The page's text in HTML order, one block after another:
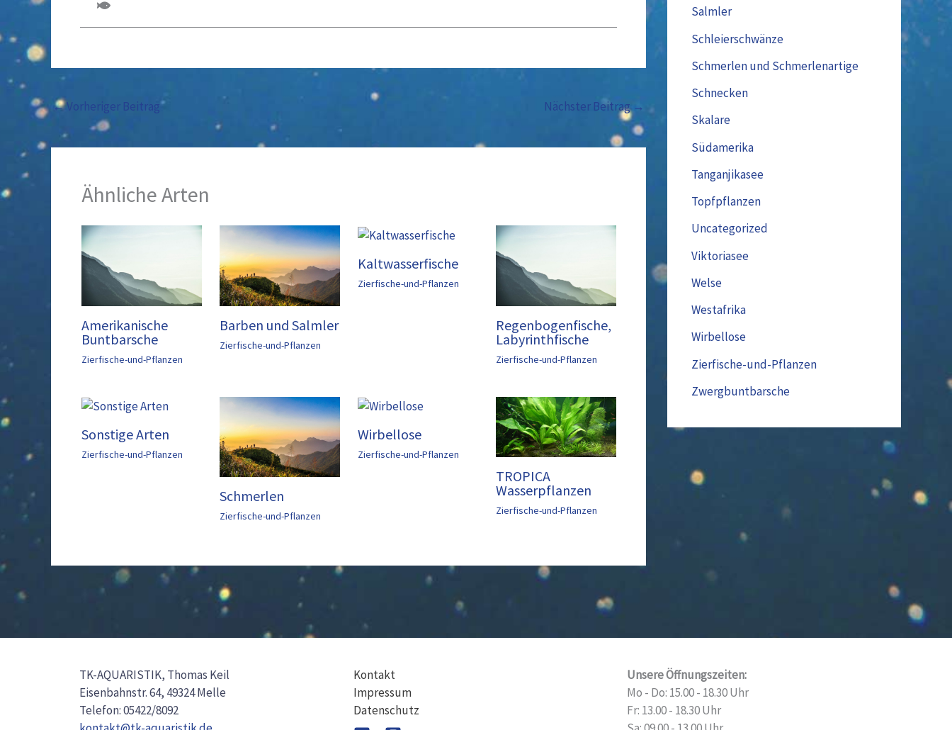
←Vorheriger Beitrag Nächster Beitrag →
Ähnliche Arten
Amerikanische
Buntbarsche
Zierfische-und-Pflanzen
Barben und Salmler
Zierfische-und-Pflanzen
Kaltwasserfische
Zierfische-und-Pflanzen
Regenbogenfische,
Labyrinthfische
Zierfische-und-Pflanzen
Sonstige Arten
Zierfische-und-Pflanzen
Schmerlen
Zierfische-und-Pflanzen
Wirbellose
Zierfische-und-Pflanzen
TROPICA
Wasserpflanzen
Zierfische-und-Pflanzen
Salmler
Schleierschwänze
Schmerlen und Schmerlenartige
Schnecken
Skalare
Südamerika
Tanganjikasee
Topfpflanzen
Uncategorized
Viktoriasee
Welse
Westafrika
Wirbellose
Zierfische-und-Pflanzen
Zwergbuntbarsche
TK-AQUARISTIK, Thomas Keil
Eisenbahnstr. 64, 49324 Melle
Telefon: 05422/8092
Kontakt
Impressum
Datenschutz
Unsere Öffnungszeiten:
Mo - Do: 15.00 - 18.30 Uhr
Fr: 13.00 - 18.30 Uhr